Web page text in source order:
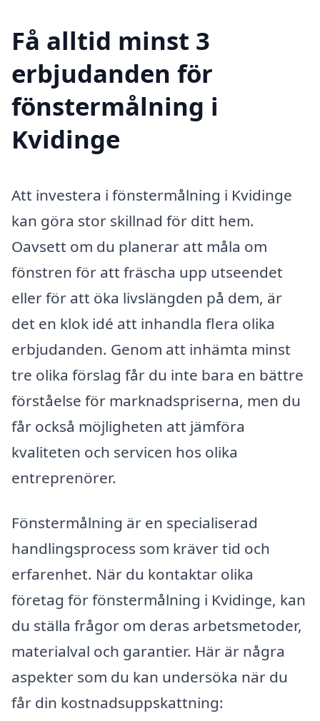
Få alltid minst 3
erbjudanden för
fönstermålning i
Kvidinge
Att investera i fönstermålning i Kvidinge
kan göra stor skillnad för ditt hem.
Oavsett om du planerar att måla om
fönstren för att fräscha upp utseendet
eller för att öka livslängden på dem, är
det en klok idé att inhandla flera olika
erbjudanden. Genom att inhämta minst
tre olika förslag får du inte bara en bättre
förståelse för marknadspriserna, men du
får också möjligheten att jämföra
kvaliteten och servicen hos olika
entreprenörer.
Fönstermålning är en specialiserad
handlingsprocess som kräver tid och
erfarenhet. När du kontaktar olika
företag för fönstermålning i Kvidinge, kan
du ställa frågor om deras arbetsmetoder,
materialval och garantier. Här är några
aspekter som du kan undersöka när du
får din kostnadsuppskattning: